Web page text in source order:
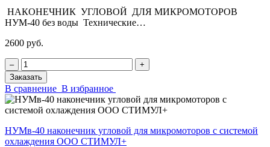
НАКОНЕЧНИК УГЛОВОЙ ДЛЯ МИКРОМОТОРОВ
НУМ-40 без воды Технические…
2600 руб.
‒
+
Заказать
В сравнение В избранное
НУМв-40 наконечник угловой для микромоторов с системой
охлаждения ООО СТИМУЛ+